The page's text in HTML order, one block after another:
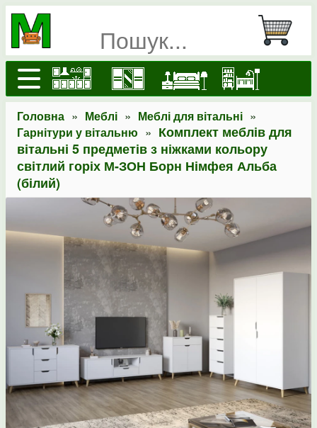
Головна » Меблі » Меблі для вітальні »
Гарнітури у вітальню » Комплект меблів для
вітальні 5 предметів з ніжками кольору
світлий горіх М-ЗОН Борн Німфея Альба
(білий)